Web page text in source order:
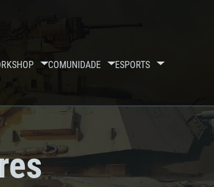
COMUNIDADE ESPORTS